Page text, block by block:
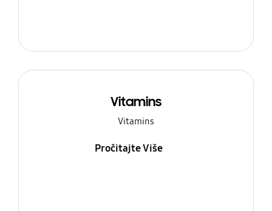
Vitamins
Vitamins
Pročitajte Više